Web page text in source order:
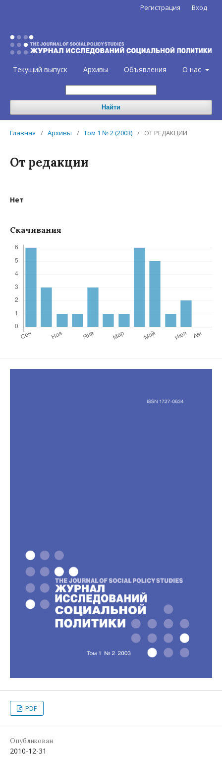
Текущий выпуск Архивы Объявления О нас
Найти
Регистрация Вход
Главная / Архивы / Том 1 № 2 (2003) / ОТ РЕДАКЦИИ
От редакции
Нет
Скачивания
PDF
Опубликован
2010-12-31